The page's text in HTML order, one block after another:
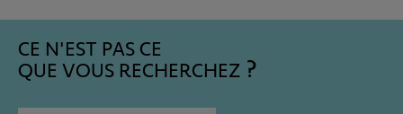
CE N'EST PAS CE
QUE VOUS RECHERCHEZ